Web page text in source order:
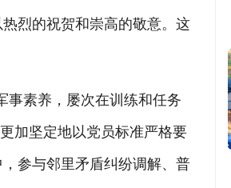
烈的祝贺和崇高的敬意。这
事素养，屡次在训练和任务
加坚定地以党员标准严格要
参与邻里矛盾纠纷调解、普